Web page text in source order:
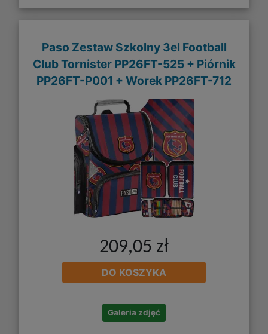
Paso Zestaw Szkolny 3el Football
Club Tornister PP26FT-525 + Piórnik
PP26FT-P001 + Worek PP26FT-712
209,05 zł
DO KOSZYKA
Galeria zdjęć